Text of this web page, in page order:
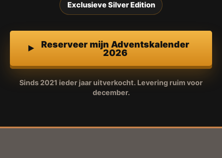
Exclusieve Silver Edition
Reserveer mijn Adventskalender
2026
Sinds 2021 ieder jaar uitverkocht. Levering ruim voor
december.